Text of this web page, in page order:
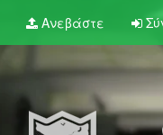
Ανεβάστε